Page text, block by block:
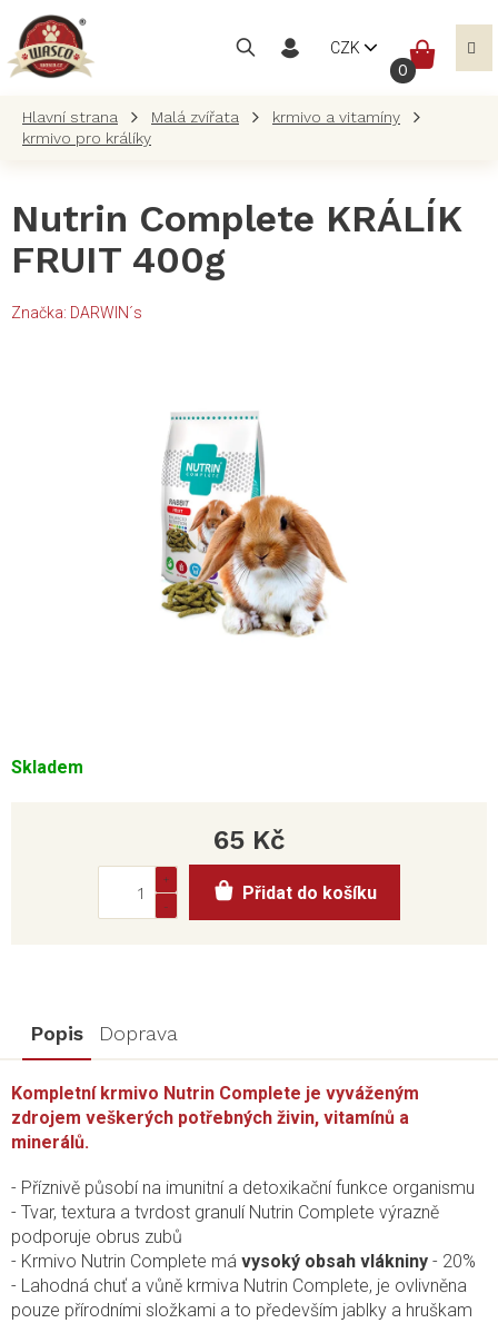
obsah
CZK
Malá zvířata
krmivo a vitamíny
krmivo pro králíky
Nutrin Complete KRÁLÍK
FRUIT 400g
Značka: DARWIN´s
Skladem
65 Kč
cena:
Přidat do košíku
Popis Doprava
Kompletní krmivo Nutrin Complete je vyváženým
zdrojem veškerých potřebných živin, vitamínů a
minerálů.
- Příznivě působí na imunitní a detoxikační funkce organismu
- Tvar, textura a tvrdost granulí Nutrin Complete výrazně
podporuje obrus zubů
- Krmivo Nutrin Complete má vysoký obsah vlákniny - 20%
- Lahodná chuť a vůně krmiva Nutrin Complete, je ovlivněna
pouze přírodními složkami a to především jablky a hruškam